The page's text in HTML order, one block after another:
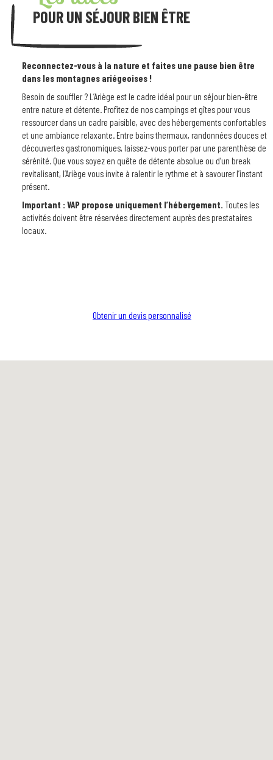
POUR UN SÉJOUR BIEN ÊTRE
Reconnectez-vous à la nature et faites une pause bien être
dans les montagnes ariégeoises !
Besoin de souffler ? L’Ariège est le cadre idéal pour un séjour bien-être
entre nature et détente. Profitez de nos campings et gîtes pour vous
ressourcer dans un cadre paisible, avec des hébergements confortables
et une ambiance relaxante. Entre bains thermaux, randonnées douces et
découvertes gastronomiques, laissez-vous porter par une parenthèse de
sérénité. Que vous soyez en quête de détente absolue ou d’un break
revitalisant, l’Ariège vous invite à ralentir le rythme et à savourer l’instant
présent.
Important : VAP propose uniquement l’hébergement. Toutes les
activités doivent être réservées directement auprès des prestataires
locaux.
Obtenir un devis personnalisé